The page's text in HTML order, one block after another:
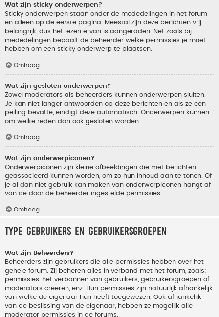
Wat zijn sticky onderwerpen?
Sticky onderwerpen staan onder de mededelingen in het forum
en alleen op de eerste pagina. Meestal zijn deze berichten vrij
belangrijk, dus het lezen ervan is aangeraden. Net zoals bij
mededelingen bepaalt de beheerder welke permissies je moet
hebben om een sticky onderwerp te plaatsen.
Omhoog
Wat zijn gesloten onderwerpen?
Zowel moderators als beheerders kunnen onderwerpen sluiten.
Je kan niet langer antwoorden op deze berichten en als ze een
peiling bevatte, eindigt deze automatisch. Onderwerpen kunnen
om welke reden dan ook gesloten worden.
Omhoog
Wat zijn onderwerpiconen?
Onderwerpiconen zijn kleine afbeeldingen die met berichten
geassocieerd kunnen worden, om zo hun inhoud aan te tonen. Of
je al dan niet gebruik kan maken van onderwerpiconen hangt af
van de door de beheerder ingestelde permissies.
Omhoog
Type gebruikers en gebruikersgroepen
Wat zijn Beheerders?
Beheerders zijn gebruikers die alle permissies hebben over het
gehele forum. Zij beheren alles in verband met het forum, zoals:
permissies, het verbannen van gebruikers, gebruikersgroepen of
moderators creëren, enz. Hun permissies zijn natuurlijk afhankelijk
van welke de eigenaar hun heeft toegewezen. Ook afhankelijk
van de beslissing van de eigenaar, hebben ze mogelijk alle
moderator permissies in de forums.